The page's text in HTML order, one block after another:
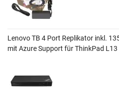
Lenovo TB 4 Port Replikator inkl.
mit Azure Support für ThinkPad L13